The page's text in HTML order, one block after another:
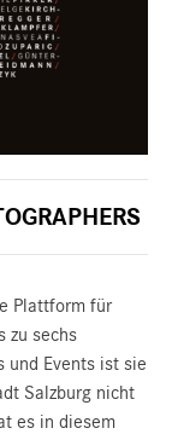
Plattform für
zu sechs
und Events ist sie
Salzburg nicht
es in diesem